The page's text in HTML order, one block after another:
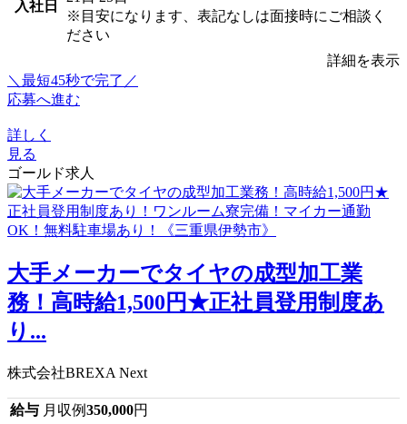
入社日
※目安になります、表記なしは面接時にご相談く
ださい
詳細を表示
＼最短45秒で完了／
応募へ進む
詳しく
見る
ゴールド求人
大手メーカーでタイヤの成型加工業
務！高時給1,500円★正社員登用制度あ
り...
株式会社BREXA Next
給与 月収例350,000円